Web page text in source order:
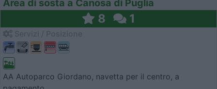
Area di sosta a Canosa di Puglia
8 1
AA Autoparco Giordano, navetta per il centro, a